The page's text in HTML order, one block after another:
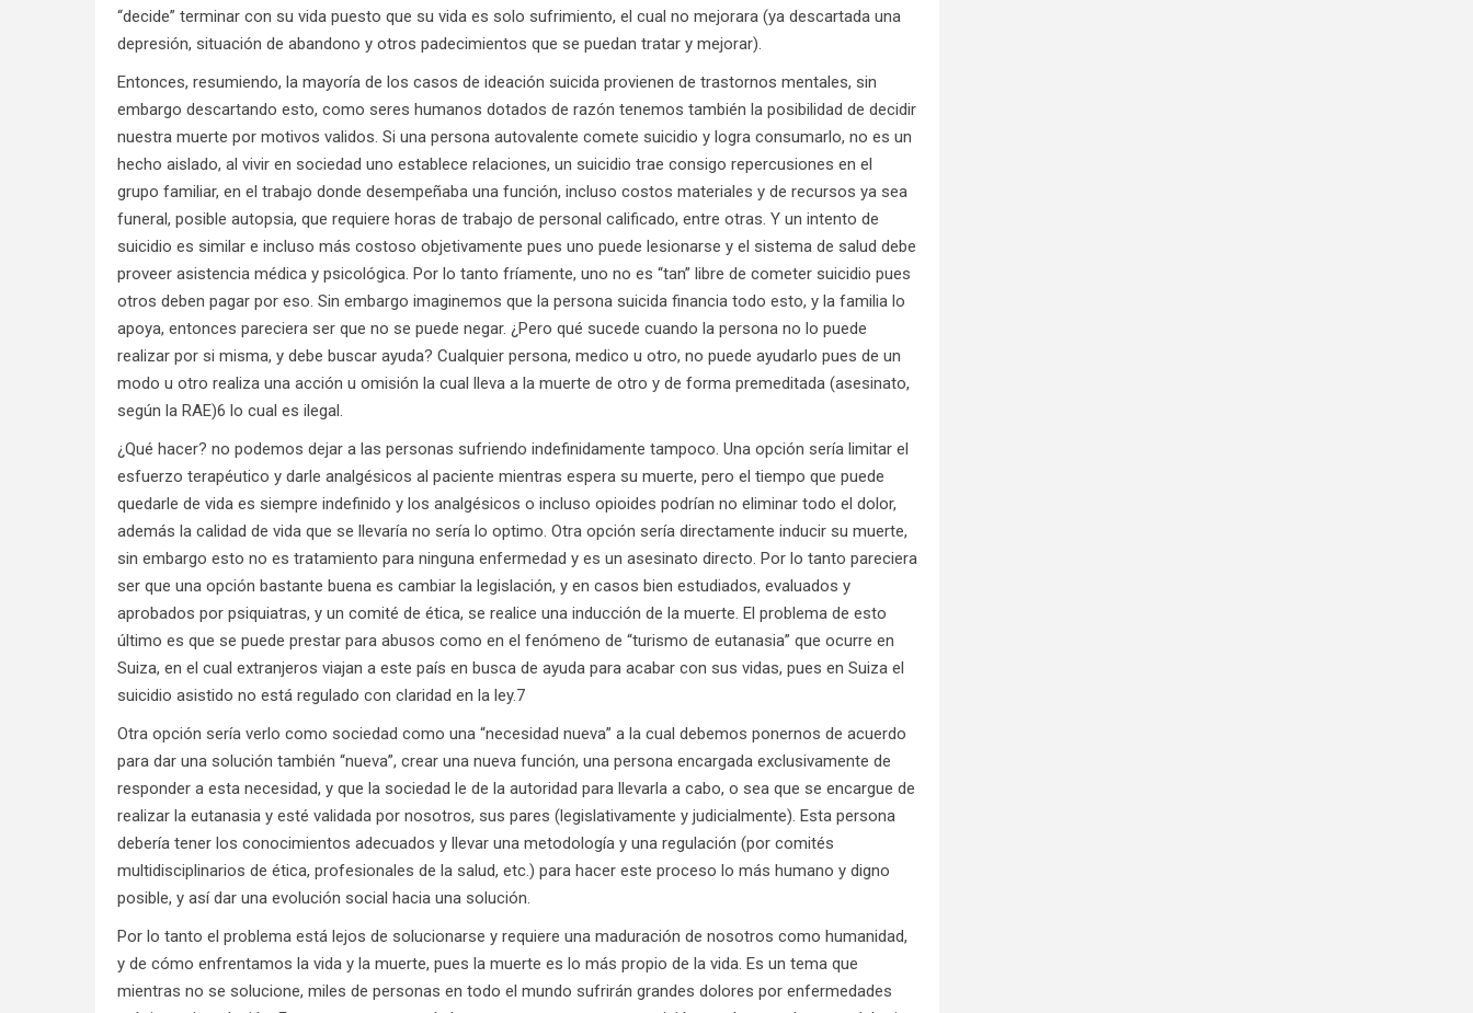
“decide” terminar con su vida puesto que su vida es solo sufrimiento, el cual no mejorara (ya descartada una
depresión, situación de abandono y otros padecimientos que se puedan tratar y mejorar).
Entonces, resumiendo, la mayoría de los casos de ideación suicida provienen de trastornos mentales, sin
embargo descartando esto, como seres humanos dotados de razón tenemos también la posibilidad de decidir
nuestra muerte por motivos validos. Si una persona autovalente comete suicidio y logra consumarlo, no es un
hecho aislado, al vivir en sociedad uno establece relaciones, un suicidio trae consigo repercusiones en el
grupo familiar, en el trabajo donde desempeñaba una función, incluso costos materiales y de recursos ya sea
funeral, posible autopsia, que requiere horas de trabajo de personal calificado, entre otras. Y un intento de
suicidio es similar e incluso más costoso objetivamente pues uno puede lesionarse y el sistema de salud debe
proveer asistencia médica y psicológica. Por lo tanto fríamente, uno no es “tan” libre de cometer suicidio pues
otros deben pagar por eso. Sin embargo imaginemos que la persona suicida financia todo esto, y la familia lo
apoya, entonces pareciera ser que no se puede negar. ¿Pero qué sucede cuando la persona no lo puede
realizar por si misma, y debe buscar ayuda? Cualquier persona, medico u otro, no puede ayudarlo pues de un
modo u otro realiza una acción u omisión la cual lleva a la muerte de otro y de forma premeditada (asesinato,
según la RAE)6 lo cual es ilegal.
¿Qué hacer? no podemos dejar a las personas sufriendo indefinidamente tampoco. Una opción sería limitar el
esfuerzo terapéutico y darle analgésicos al paciente mientras espera su muerte, pero el tiempo que puede
quedarle de vida es siempre indefinido y los analgésicos o incluso opioides podrían no eliminar todo el dolor,
además la calidad de vida que se llevaría no sería lo optimo. Otra opción sería directamente inducir su muerte,
sin embargo esto no es tratamiento para ninguna enfermedad y es un asesinato directo. Por lo tanto pareciera
ser que una opción bastante buena es cambiar la legislación, y en casos bien estudiados, evaluados y
aprobados por psiquiatras, y un comité de ética, se realice una inducción de la muerte. El problema de esto
último es que se puede prestar para abusos como en el fenómeno de “turismo de eutanasia” que ocurre en
Suiza, en el cual extranjeros viajan a este país en busca de ayuda para acabar con sus vidas, pues en Suiza el
suicidio asistido no está regulado con claridad en la ley.7
Otra opción sería verlo como sociedad como una “necesidad nueva” a la cual debemos ponernos de acuerdo
para dar una solución también “nueva”, crear una nueva función, una persona encargada exclusivamente de
responder a esta necesidad, y que la sociedad le de la autoridad para llevarla a cabo, o sea que se encargue de
realizar la eutanasia y esté validada por nosotros, sus pares (legislativamente y judicialmente). Esta persona
debería tener los conocimientos adecuados y llevar una metodología y una regulación (por comités
multidisciplinarios de ética, profesionales de la salud, etc.) para hacer este proceso lo más humano y digno
posible, y así dar una evolución social hacia una solución.
Por lo tanto el problema está lejos de solucionarse y requiere una maduración de nosotros como humanidad,
y de cómo enfrentamos la vida y la muerte, pues la muerte es lo más propio de la vida. Es un tema que
mientras no se solucione, miles de personas en todo el mundo sufrirán grandes dolores por enfermedades